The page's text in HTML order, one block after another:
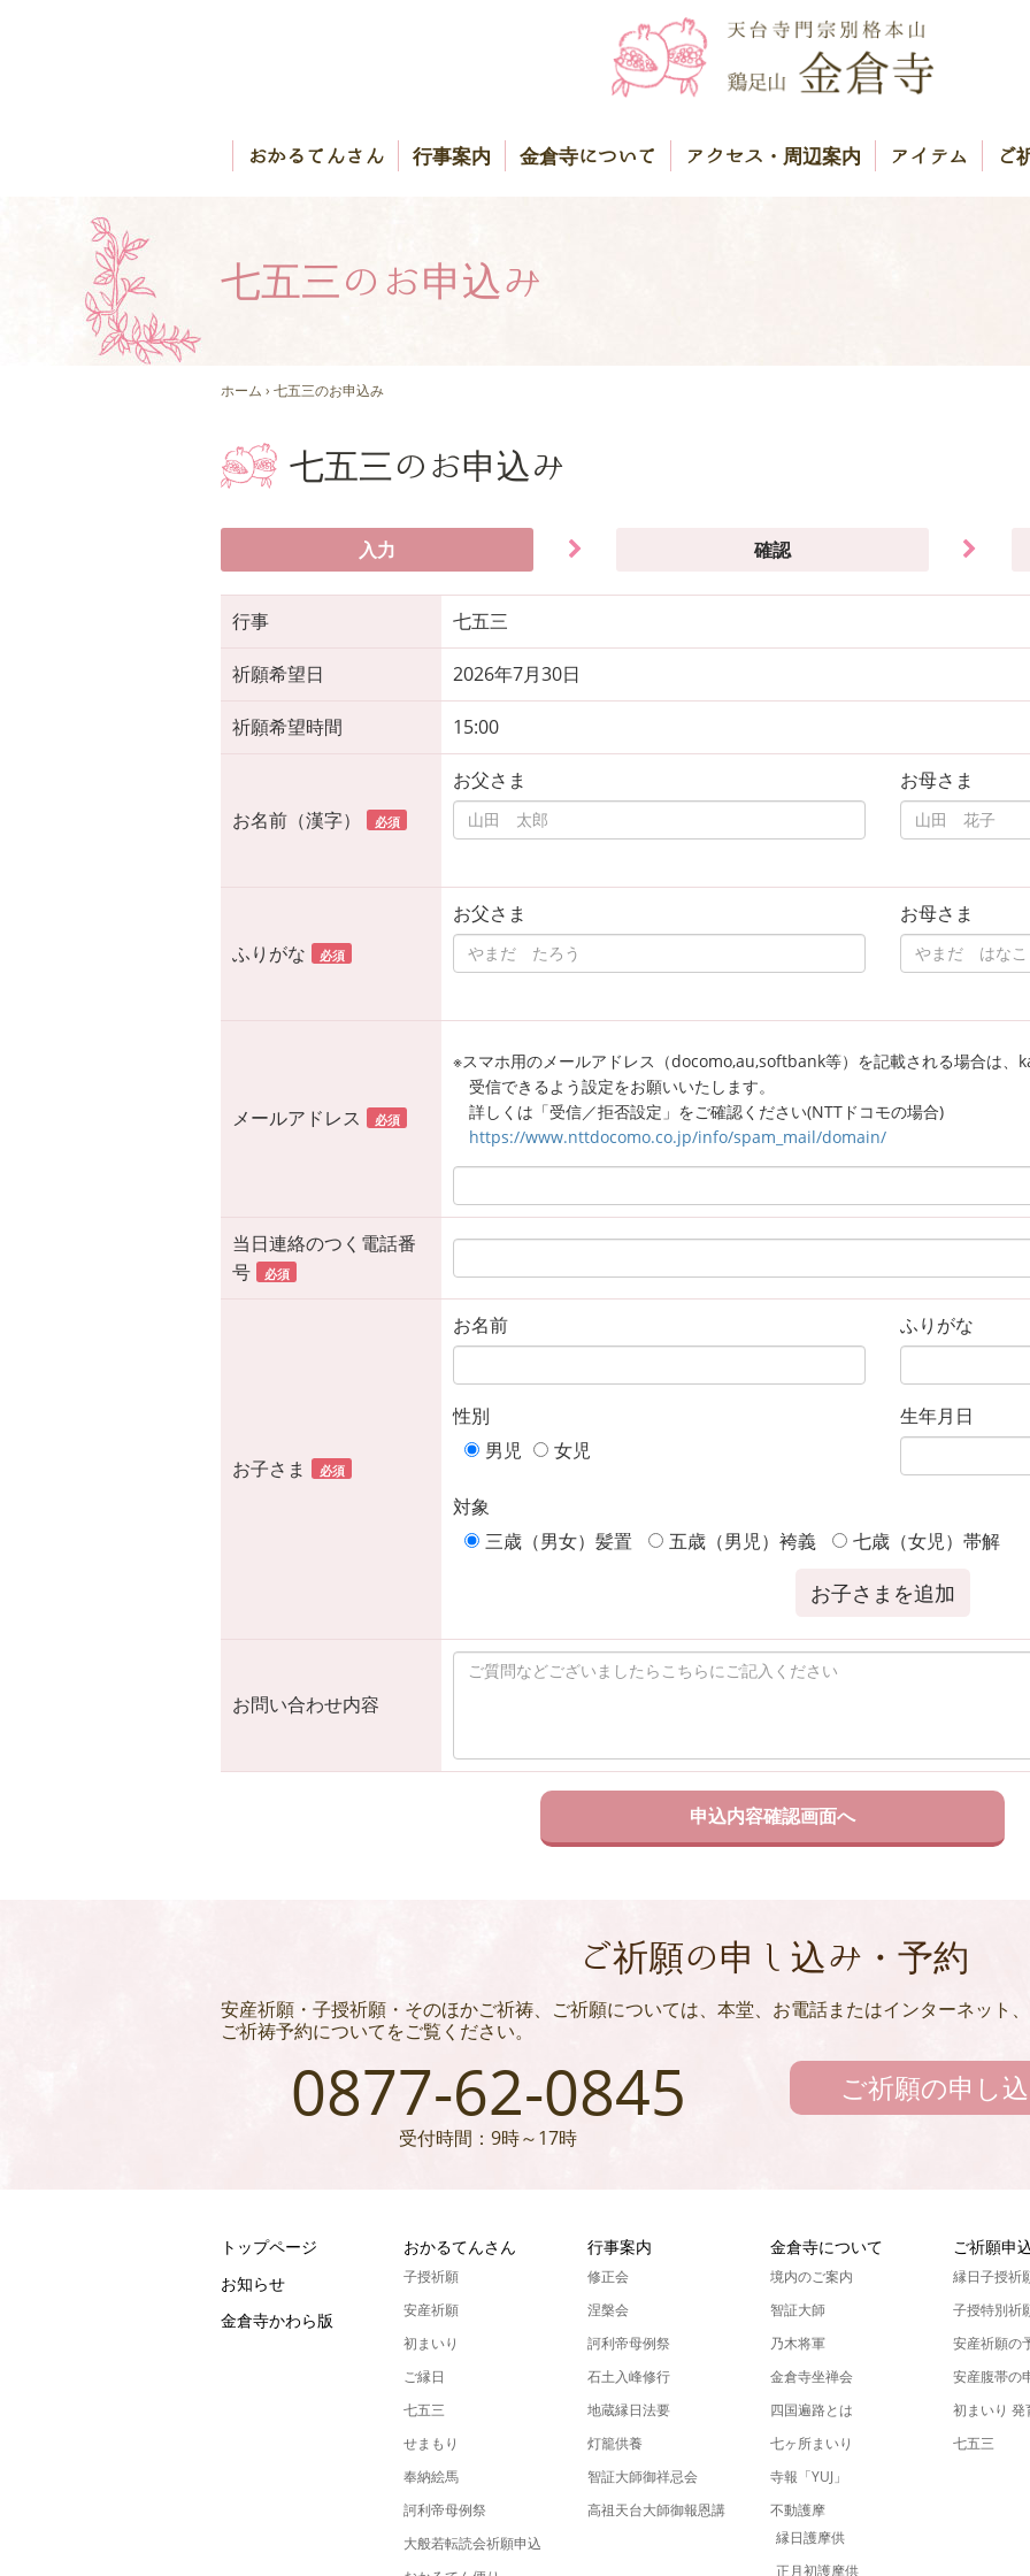
おかるてんさん 行事案内 金倉寺について アクセス・周辺案内 アイテム ご
七五三のお申込み
ホーム › 七五三のお申込み
七五三のお申込み
入力 確認
行事 七五三
祈願希望日 2026年7月30日
祈願希望時間 15:00
お名前（漢字） 必須
お父さま お母さま
ふりがな 必須
お父さま お母さま
メールアドレス 必須
※スマホ用のメールアドレス（docomo,au,softbank等）を記載される場合は
受信できるよう設定をお願いいたします。
詳しくは「受信／拒否設定」をご確認ください(NTTドコモの場合)
https://www.nttdocomo.co.jp/info/spam_mail/domain/
当日連絡のつく電話番
号
必須
お子さま 必須
お名前 ふりがな
性別
男児
女児
生年月日
対象
三歳（男女）髪置
五歳（男児）袴義 七歳（女児）帯解
お子さまを追加
お問い合わせ内容
ご祈願の申し込み・予約
安産祈願・子授祈願・そのほかご祈祷、ご祈願については、本堂、お電話またはインターネット
ご祈祷予約についてをご覧ください。
0877-62-0845
受付時間：9時～17時
ご祈願の申し
トップページ
お知らせ
金倉寺かわら版
おかるてんさん
子授祈願
安産祈願
初まいり
ご縁日
七五三
せまもり
奉納絵馬
訶利帝母例祭
大般若転読会祈願申込
行事案内
修正会
涅槃会
訶利帝母例祭
石土入峰修行
地蔵縁日法要
灯籠供養
智証大師御祥忌会
高祖天台大師御報恩講
金倉寺について
境内のご案内
智証大師
乃木将軍
金倉寺坐禅会
四国遍路とは
七ヶ所まいり
寺報「YUJ」
不動護摩
縁日護摩供
正月初護摩供
ご祈願申
縁日子授祈
子授特別祈
安産祈願の
安産腹帯の
初まいり
七五三